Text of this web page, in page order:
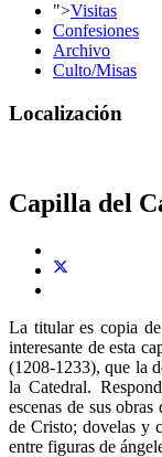
">Visitas
Confesiones
Archivo
Culto/Misas
Localización
Capilla del
La titular es copia
interesante de esta
(1208-1233), que la
la Catedral.
escenas de sus
de Cristo; dovelas y
entre figuras de